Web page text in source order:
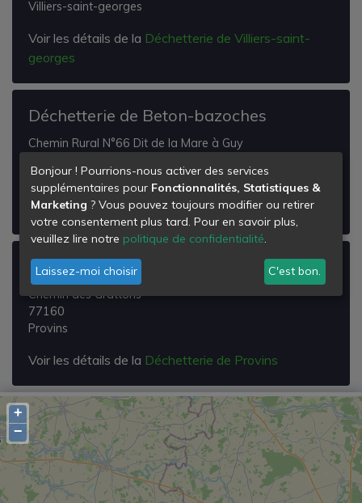
Villiers-saint-georges
Voir les détails de la Déchetterie de Villiers-saint-
georges
Déchetterie de Beton-bazoches
Chemin Rural N°66 Dit de la Mare à Guy
Beton-Bazoches
Voir les détails de laDéchetterie de Beton-bazoches
Déchetterie de Provins
Chemin des Grattons
77160
Provins
Voir les détails de la Déchetterie de Provins
+
−
Bonjour ! Pourrions-nous activer des services
supplémentaires pour Fonctionnalités, Statistiques &
Marketing ? Vous pouvez toujours modifier ou retirer
votre consentement plus tard. Pour en savoir plus,
veuillez lire notre politique de confidentialité.
Laissez-moi choisir C'est bon.